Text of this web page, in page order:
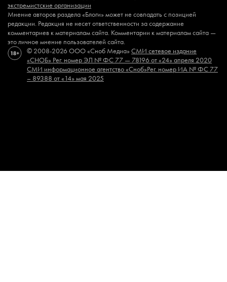
Мнение авторов раздела «Блоги» может не совпадать с позицией
редакции. Редакция не несет ответственности за содержание
комментариев к материалам сайта. Комментарии к материалам сайта —
это личное мнение пользователей сайта.
экстремистские организации
© 2008-2026 ООО «Сноб Медиа»СМИ сетевое издание
«СНОБ» Рег. номер ЭЛ № ФС 77 — 78196 от «24» апреля 2020
СМИ информационное агентство «Сноб»Рег. номер ИА № ФС 77
– 89388 от «14» мая 2025